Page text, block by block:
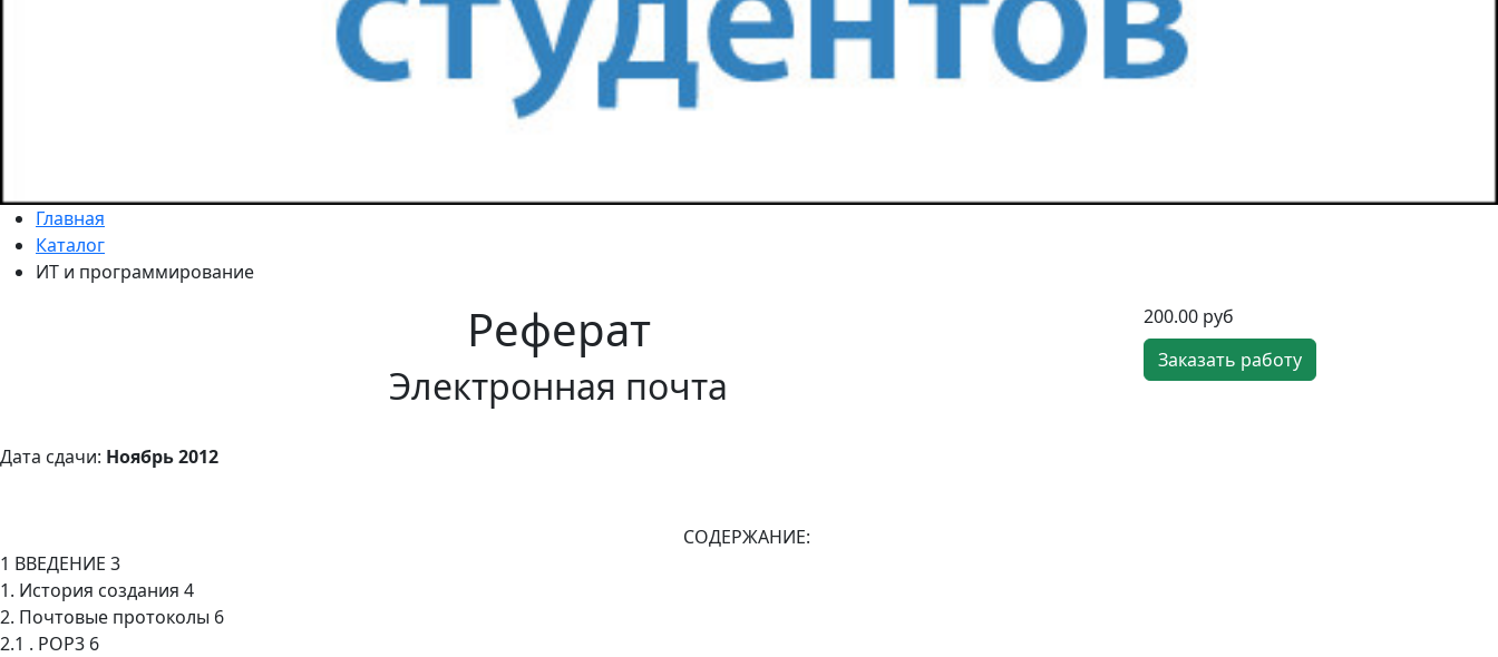
Главная
Каталог
ИТ и программирование
Реферат
Электронная почта
200.00 руб
Заказать работу
Дата сдачи: Ноябрь 2012
СОДЕРЖАНИЕ:
1 ВВЕДЕНИЕ 3
1. История создания 4
2. Почтовые протоколы 6
2.1 . POP3 6